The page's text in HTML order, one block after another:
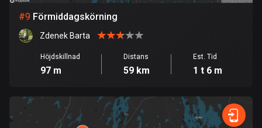
86 rutter
Gibraltar
Grekland
4677 rutter
#9 Förmiddagskörning
Zdenek Barta
Höjdskillnad
97 m
Distans
59 km
Est. Tid
1 t 6 m